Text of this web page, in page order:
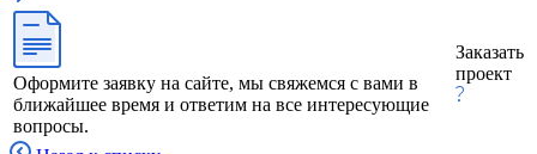
Оформите заявку на сайте, мы свяжемся с вами в
ближайшее время и ответим на все интересующие
вопросы.
Заказать
проект